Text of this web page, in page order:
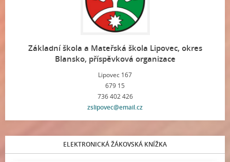
Základní škola a Mateřská škola Lipovec, okres
Blansko, příspěvková organizace
Lipovec 167
679 15
736 402 426
zslipovec@email.cz
ELEKTRONICKÁ ŽÁKOVSKÁ KNÍŽKA